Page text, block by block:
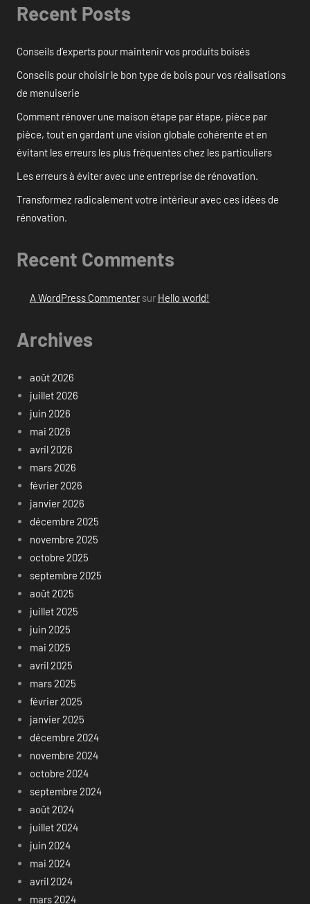
Recent Posts
Conseils d’experts pour maintenir vos produits boisés
Conseils pour choisir le bon type de bois pour vos réalisations
de menuiserie
Comment rénover une maison étape par étape, pièce par
pièce, tout en gardant une vision globale cohérente et en
évitant les erreurs les plus fréquentes chez les particuliers
Les erreurs à éviter avec une entreprise de rénovation.
Transformez radicalement votre intérieur avec ces idées de
rénovation.
Recent Comments
A WordPress Commentersur Hello world!
Archives
août 2026
juillet 2026
juin 2026
mai 2026
avril 2026
mars 2026
février 2026
janvier 2026
décembre 2025
novembre 2025
octobre 2025
septembre 2025
août 2025
juillet 2025
juin 2025
mai 2025
avril 2025
mars 2025
février 2025
janvier 2025
décembre 2024
novembre 2024
octobre 2024
septembre 2024
août 2024
juillet 2024
juin 2024
mai 2024
avril 2024
mars 2024